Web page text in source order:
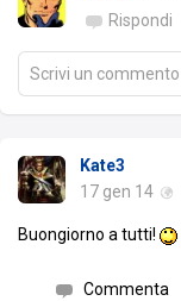
Rispondi
Scrivi un commento
Kate3
17 gen 14
Buongiorno a tutti!
Commenta